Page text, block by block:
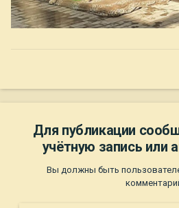
Для публикации
учётную запись или
Вы должны быть